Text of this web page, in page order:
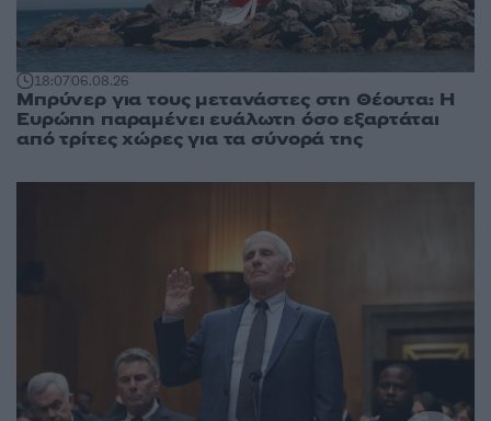
18:0706.08.26
Μπρύνερ για τους μετανάστες στη Θέουτα: Η
Ευρώπη παραμένει ευάλωτη όσο εξαρτάται
από τρίτες χώρες για τα σύνορά της